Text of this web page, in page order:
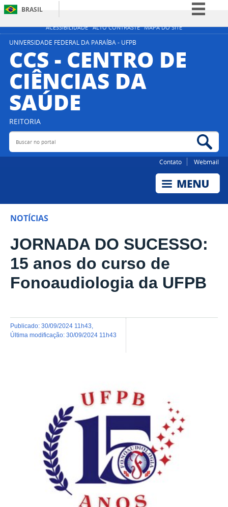
ACESSIBILIDADE ALTO CONTRASTE MAPA DO SITE
BRASIL
Simplifique!
Participe
Acesso à informação
Legislação
UNIVERSIDADE FEDERAL DA PARAÍBA - UFPB
CCS - CENTRO DE
CIÊNCIAS DA
SAÚDE
REITORIA
Buscar no portal
Contato Webmail
NOTÍCIAS
JORNADA DO SUCESSO:
15 anos do curso de
Fonoaudiologia da UFPB
publicado: 30/09/2024 11h43
última modificação: 30/09/2024 11h43